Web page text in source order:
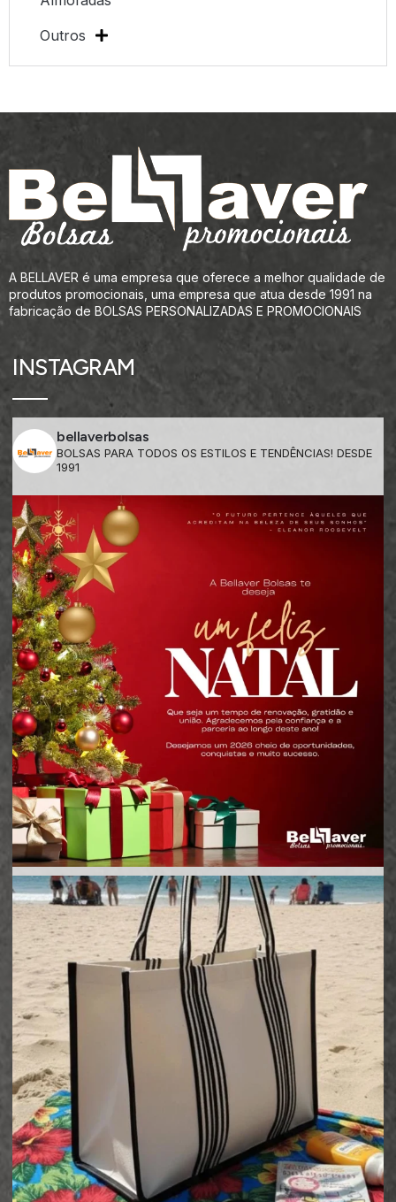
Outros
A BELLAVER é uma empresa que oferece a melhor qualidade de
produtos promocionais, uma empresa que atua desde 1991 na
fabricação de BOLSAS PERSONALIZADAS E PROMOCIONAIS
INSTAGRAM
bellaverbolsas
BOLSAS PARA TODOS OS ESTILOS E TENDÊNCIAS! DESDE
1991